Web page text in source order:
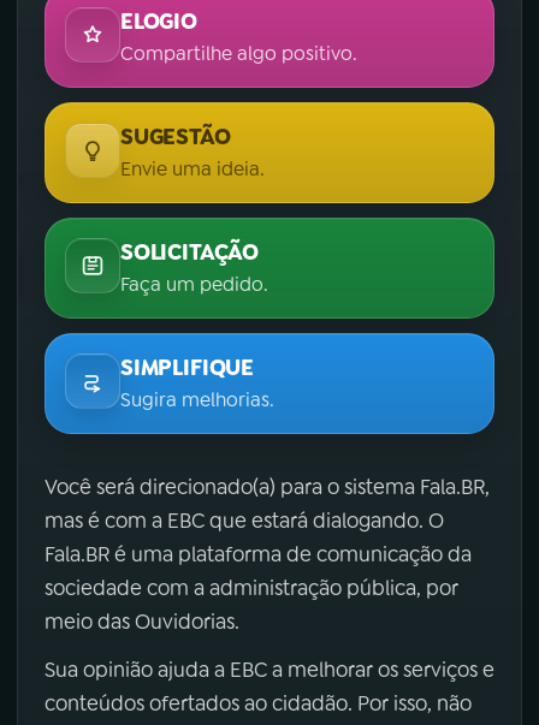
ELOGIO
Compartilhe algo positivo.
SUGESTÃO
Envie uma ideia.
SOLICITAÇÃO
Faça um pedido.
SIMPLIFIQUE
Sugira melhorias.
Você será direcionado(a) para o sistema Fala.BR,
mas é com a EBC que estará dialogando. O
Fala.BR é uma plataforma de comunicação da
sociedade com a administração pública, por
meio das Ouvidorias.
Sua opinião ajuda a EBC a melhorar os serviços e
conteúdos ofertados ao cidadão. Por isso, não